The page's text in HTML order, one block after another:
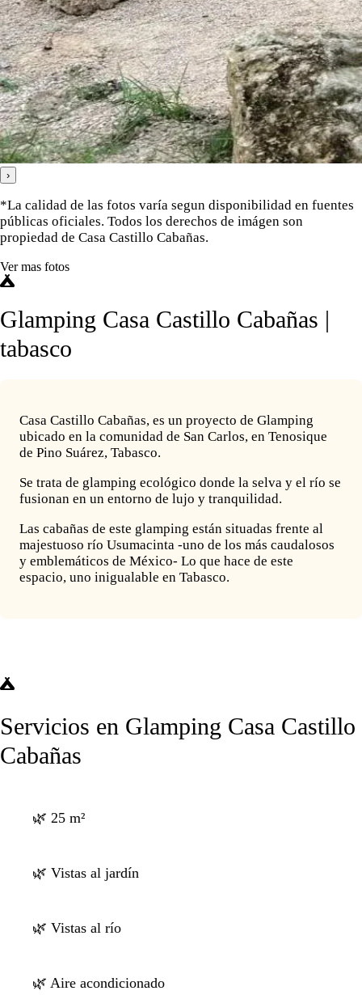
›
*La calidad de las fotos varía segun disponibilidad en fuentes
públicas oficiales. Todos los derechos de imágen son
propiedad de Casa Castillo Cabañas.
Ver mas fotos
Glamping Casa Castillo Cabañas |
tabasco
Casa Castillo Cabañas, es un proyecto de Glamping
ubicado en la comunidad de San Carlos, en Tenosique
de Pino Suárez, Tabasco.
Se trata de glamping ecológico donde la selva y el río se
fusionan en un entorno de lujo y tranquilidad.
Las cabañas de este glamping están situadas frente al
majestuoso río Usumacinta -uno de los más caudalosos
y emblemáticos de México- Lo que hace de este
espacio, uno inigualable en Tabasco.
Servicios en Glamping Casa Castillo
Cabañas
🌿 25 m²
🌿 Vistas al jardín
🌿 Vistas al río
🌿 Aire acondicionado